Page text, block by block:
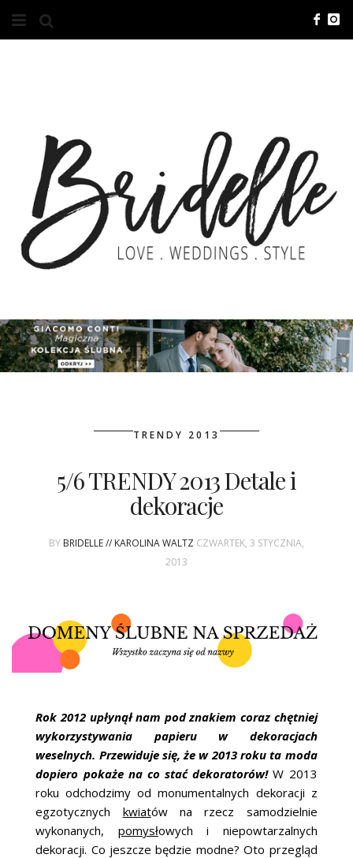
O NAS
KONTAKT
REKLAMA
ADVERTISING
ZGŁOSZENIA
KONKURSY
{HOT SEXY BEST}
BRI GROUP
ŚLUBNE STYLE
MAGAZYNY
ARCHIWUM
TRENDY 2013
5/6 TRENDY 2013 Detale i
dekoracje
BY BRIDELLE // KAROLINA WALTZ CZWARTEK, 3 STYCZNIA,
2013
Rok 2012 upłynął nam pod znakiem coraz chętniej
wykorzystywania papieru w dekoracjach
weselnych. Przewiduje się, że w 2013 roku ta moda
dopiero pokaże na co stać dekoratorów!W 2013
roku odchodzimy od monumentalnych dekoracji z
egzotycznych kwiatów na rzecz samodzielnie
wykonanych, pomysłowych i niepowtarzalnych
dekoracji. Co jeszcze będzie modne? Oto przegląd